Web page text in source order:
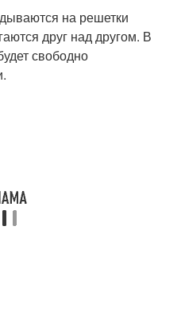
на решетки
друг над другом. В
свободно